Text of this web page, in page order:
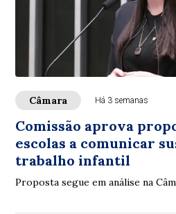
Câmara Há 3 semanas
Comissão aprova
escolas a comunicar
trabalho infantil
Proposta segue em análise na